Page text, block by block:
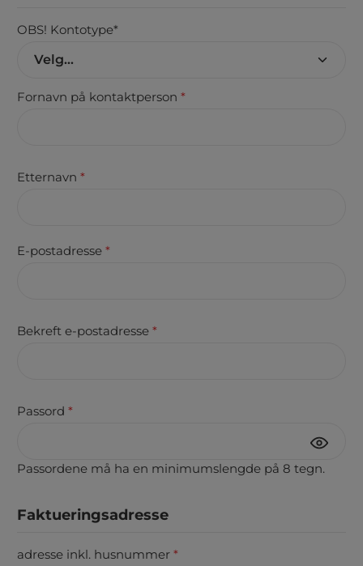
Personopplysninger
OBS! Kontotype*
Fornavn på kontaktperson *
Etternavn *
E-postadresse *
Bekreft e-postadresse *
Passord *
Passordene må ha en minimumslengde på 8 tegn.
Faktueringsadresse
adresse inkl. husnummer *